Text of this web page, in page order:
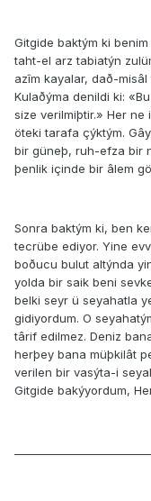
Gitgide baktým ki
taht-el arz tabiatýn
azîm kayalar, dað-
Kulaðýma denildi ki:
size verilmiþtir.» Her ne
öteki tarafa çýktým.
bir güneþ, ruh-efza bir
þenlik içinde bir âlem
Sonra baktým ki, ben
tecrübe ediyor. Yine
boðucu bulut altýnda
yolda bir saik beni
belki seyr ü seyahatla
gidiyordum. O
târif edilmez. Deniz
herþey bana müþkilât
verilen bir vasýta-i
Gitgide bakýyordum,